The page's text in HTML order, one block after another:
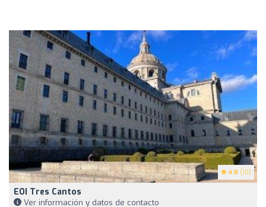
4.8 (10)
EOI Tres Cantos
Ver información y datos de contacto